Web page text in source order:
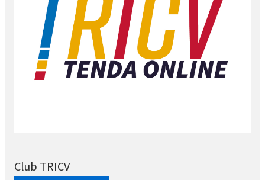
Club TRICV